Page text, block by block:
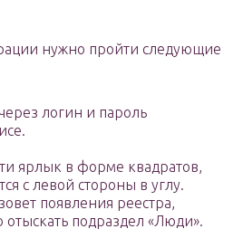
нужно пройти следующие
логин и пароль
ярлык в форме квадратов,
с левой стороны в углу.
появления реестра,
подраздел «Люди».